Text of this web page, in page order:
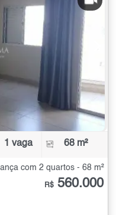
1 vaga 68 m²
com 2 quartos - 68 m²
R$ 560.000